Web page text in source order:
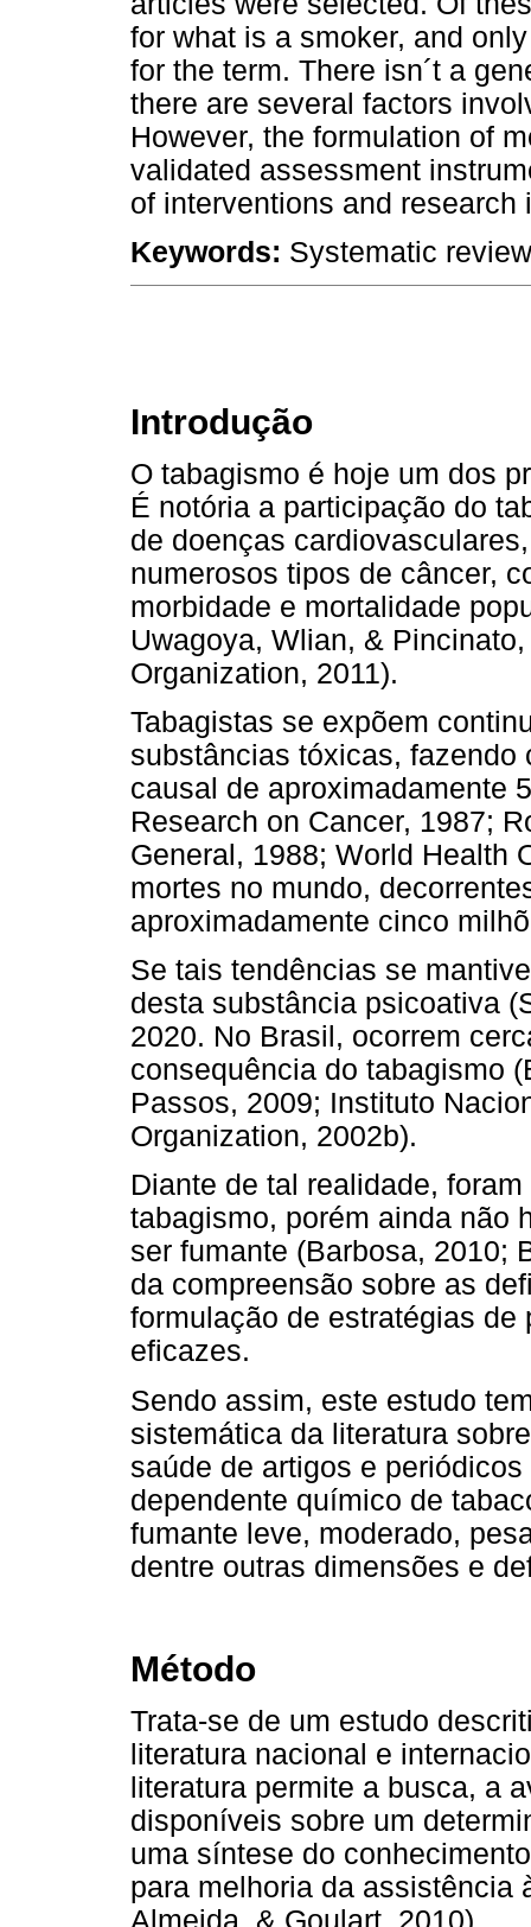
for what is a smoker, and
for the term. There isn´t a
there are several factors
However, the formulation of
validated assessment
of interventions and research
Keywords: Systematic
Introdução
O tabagismo é hoje um dos
É notória a participação do
de doenças
numerosos tipos de câncer,
morbidade e mortalidade
Uwagoya, Wlian, &
Organization, 2011).
Tabagistas se expõem
substâncias tóxicas, fazendo
causal de aproximadamente
Research on Cancer, 1987;
General, 1988; World Health
mortes no mundo,
aproximadamente cinco
Se tais tendências se
desta substância psicoativa
2020. No Brasil, ocorrem
consequência do tabagismo
Passos, 2009; Instituto
Organization, 2002b).
Diante de tal realidade,
tabagismo, porém ainda não
ser fumante (Barbosa, 2010;
da compreensão sobre as
formulação de estratégias
eficazes.
Sendo assim, este estudo
sistemática da literatura
saúde de artigos e
dependente químico de
fumante leve, moderado,
dentre outras dimensões e
Método
Trata-se de um estudo
literatura nacional e
literatura permite a busca, a
disponíveis sobre um
uma síntese do
para melhoria da assistência